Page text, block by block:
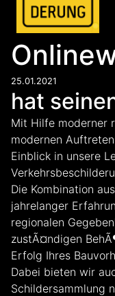
25.01.2021
hat
Mit Hilfe moderner
modernen
Einblick in unsere
Die Kombination
jahrelanger
regionalen
zustÃ¤ndigen
Erfolg Ihres
Dabei bieten wir
Schildersammlung